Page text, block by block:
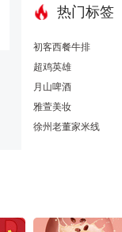
热门标签
初客西餐牛排
超鸡英雄
月山啤酒
雅萱美妆
徐州老董家米线